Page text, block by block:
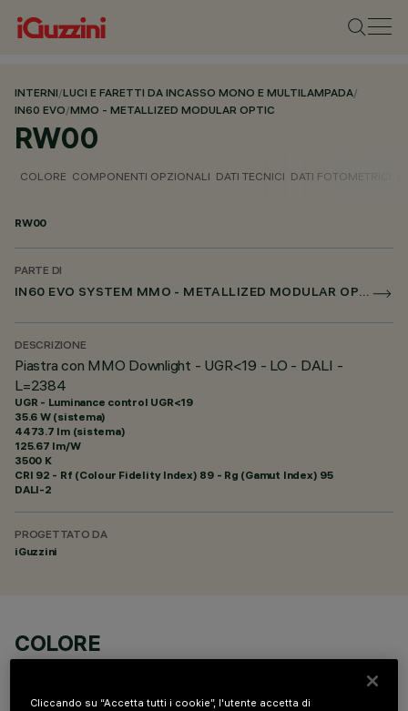
INTERNI/LUCI E FARETTI DA INCASSO MONO E MULTILAMPADA/
IN60 EVO/MMO - METALLIZED MODULAR OPTIC
RW00
COLORE COMPONENTI OPZIONALI DATI TECNICI DATI FOTOMETRICI
RW00
PARTE DI
IN60 EVO SYSTEM MMO - METALLIZED MODULAR OPTIC
DESCRIZIONE
Piastra con MMO Downlight - UGR<19 - LO - DALI -
L=2384
UGR - Luminance control UGR<19
35.6 W (sistema)
4473.7 lm (sistema)
125.67 lm/W
3500 K
CRI 92 - Rf (Colour Fidelity Index) 89 - Rg (Gamut Index) 95
DALI-2
PROGETTATO DA
iGuzzini
COLORE
Cliccando su “Accetta tutti i cookie”, l'utente accetta di